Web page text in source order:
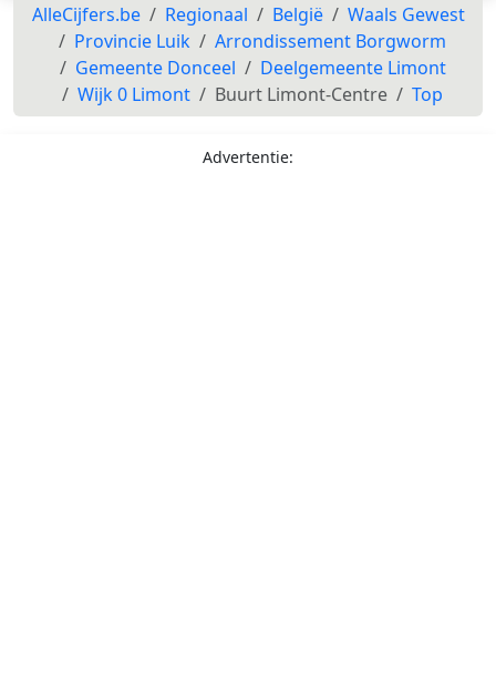
AlleCijfers.be Regionaal België
Waals Gewest
Provincie Luik
Arrondissement Borgworm
Gemeente Donceel
Deelgemeente Limont
Wijk 0 Limont
Buurt Limont-Centre Top
Advertentie: